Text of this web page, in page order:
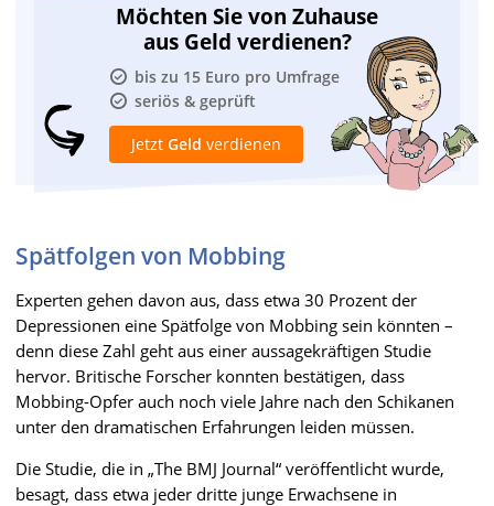
Möchten Sie von Zuhause
aus Geld verdienen?
bis zu 15 Euro pro Umfrage
seriös & geprüft
Jetzt Geld verdienen
Spätfolgen von Mobbing
Experten gehen davon aus, dass etwa 30 Prozent der
Depressionen eine Spätfolge von Mobbing sein könnten –
denn diese Zahl geht aus einer aussagekräftigen Studie
hervor. Britische Forscher konnten bestätigen, dass
Mobbing-Opfer auch noch viele Jahre nach den Schikanen
unter den dramatischen Erfahrungen leiden müssen.
Die Studie, die in „The BMJ Journal“ veröffentlicht wurde,
besagt, dass etwa jeder dritte junge Erwachsene in